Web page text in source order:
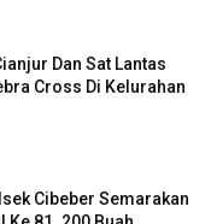
Dan Sat Lantas
Cross Di Kelurahan
Cibeber Semarakan